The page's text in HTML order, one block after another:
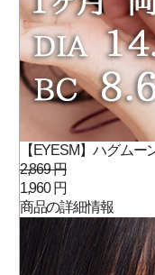
【EYESM】ハグムー
2,869 円
1,960 円
商品の詳細情報